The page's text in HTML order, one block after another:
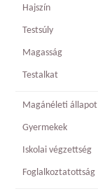
Hajszín
Testsúly
Magasság
Testalkat
Magánéleti állapot
Gyermekek
Iskolai végzettség
Foglalkoztatottság